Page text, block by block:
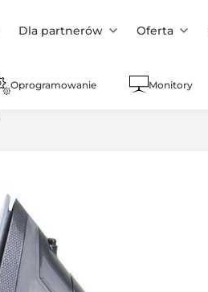
Dla partnerów Oferta
Oprogramowanie Monitory